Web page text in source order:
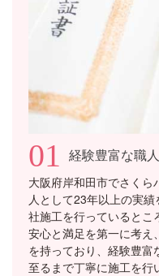
01 経験豊富な職
大阪府岸和田市でさく
人として23年以上の実
社施工を行っているとこ
安心と満足を第一に考え
を持っており、経験豊富
至るまで丁寧に施工を行